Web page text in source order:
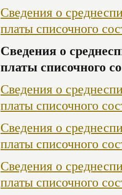
Сведения о
платы списочного
Сведения о
платы списочного
Сведения о
платы списочного
Сведения о
платы списочного
Сведения о
платы списочного